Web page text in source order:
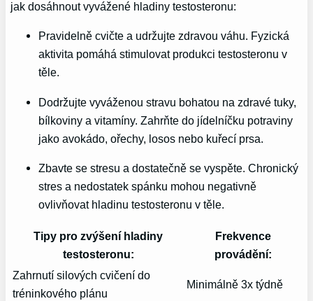
jak dosáhnout vyvážené hladiny testosteronu:
Pravidelně cvičte a udržujte zdravou váhu.⁣ Fyzická
aktivita pomáhá stimulovat produkci testosteronu v
těle.
Dodržujte vyváženou stravu ⁤bohatou​ na zdravé ⁣tuky,‍
bílkoviny a vitamíny. Zahrňte do jídelníčku potraviny
jako avokádo, ořechy, losos‍ nebo ⁣kuřecí ‍prsa.
Zbavte se stresu⁢ a dostatečně se vyspěte. Chronický
stres a nedostatek spánku mohou negativně
ovlivňovat hladinu​ testosteronu v těle.
Tipy pro zvýšení hladiny
testosteronu:
Frekvence
provádění:
Zahrnutí silových cvičení​ do
tréninkového plánu
Minimálně 3x týdně